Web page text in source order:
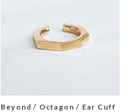
Beyond / Octagon / Ear Cuff